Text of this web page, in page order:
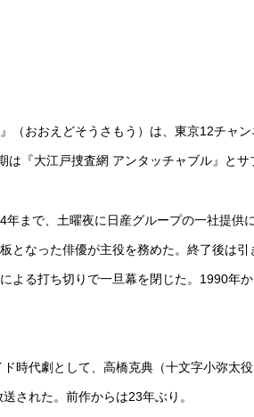
』（おおえどそうさもう）は、東京12チ
は『大江戸捜査網 アンタッチャブル』と
年まで、土曜夜に日産グループの一社提
となった俳優が主役を務めた。終了後は
よる打ち切りで一旦幕を閉じた。1990年
時代劇として、高橋克典（十文字小弥太
された。前作からは23年ぶり。